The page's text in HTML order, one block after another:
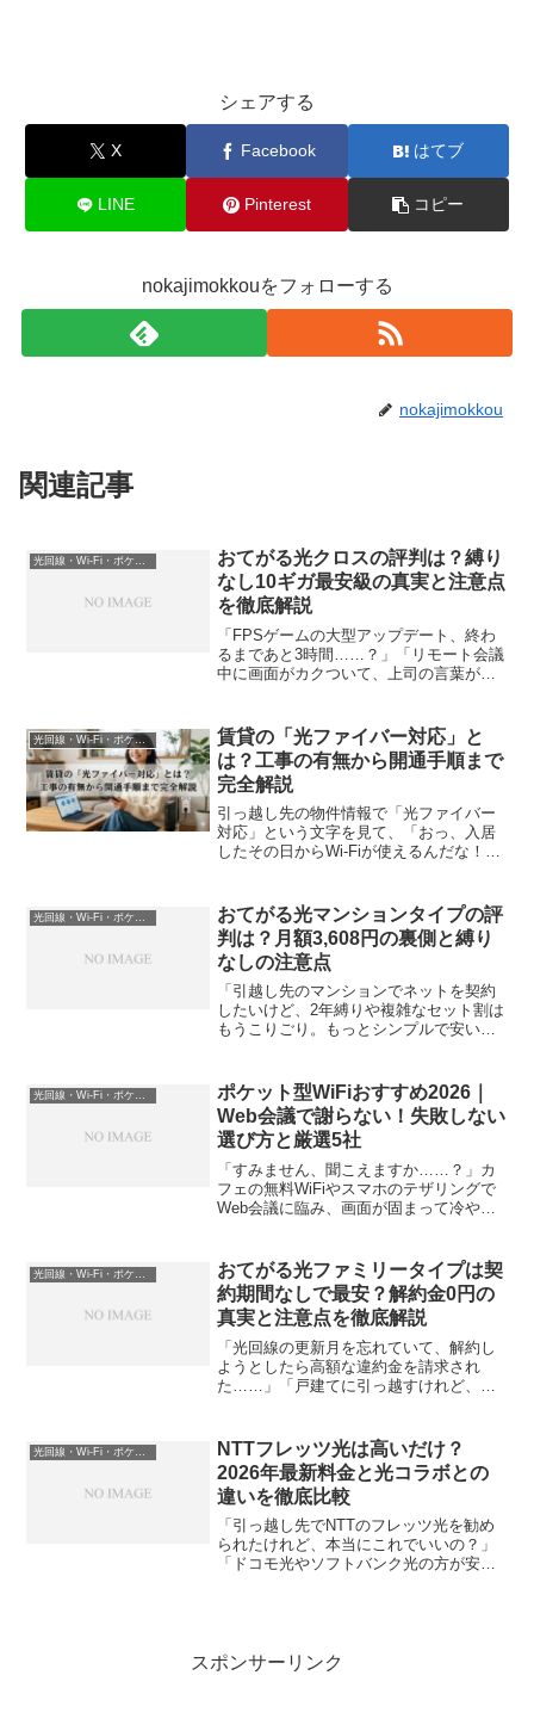
シェアする
X Facebook はてブ
LINE Pinterest コピー
nokajimokkouをフォローする
nokajimokkou
関連記事
光回線・Wi-Fi・ポケットWi-Fi
おてがる光クロスの評判は？縛り
なし10ギガ最安級の真実と注意点
を徹底解説
「FPSゲームの大型アップデート、終わ
るまであと3時間……？」「リモート会議
中に画面がカクついて、上司の言葉が聞
たあなた。しかし、多くの10ギガサービ
スには「2年縛り」...
光回線・Wi-Fi・ポケットWi-Fi
賃貸の「光ファイバー対応」と
は？工事の有無から開通手順まで
完全解説
引っ越し先の物件情報で「光ファイバー
対応」という文字を見て、「おっ、入居
したその日からWi-Fiが使えるんだな！」
ればいいか焦っている方もいるかもしれ
ません。実はそれ...
おてがる光マンションタイプの評
判は？月額3,608円の裏側と縛り
なしの注意点
「引越し先のマンションでネットを契約
したいけど、2年縛りや複雑なセット割は
もうこりごり。もっとシンプルで安い回
うとしているあなたは、今まさにそんな
ストレスを感じているの...
光回線・Wi-Fi・ポケットWi-Fi
ポケット型WiFiおすすめ2026｜
Web会議で謝らない！失敗しない
選び方と厳選5社
「すみません、聞こえますか……？」カ
フェの無料WiFiやスマホのテザリングで
Web会議に臨み、画面が固まって冷や汗
おいてよ」という無言のプレッシャー。
私もかつて、通信費...
おてがる光ファミリータイプは契
約期間なしで最安？解約金0円の
真実と注意点を徹底解説
「光回線の更新月を忘れていて、解約し
ようとしたら高額な違約金を請求され
た……」「戸建てに引っ越すけれど、数
る光」のファミリータイプを検討してい
ませんか？結論から言うと...
NTTフレッツ光は高いだけ？
2026年最新料金と光コラボとの
違いを徹底比較
「引っ越し先でNTTのフレッツ光を勧め
られたけれど、本当にこれでいいの？」
「ドコモ光やソフトバンク光の方が安い
スポンサーリンク